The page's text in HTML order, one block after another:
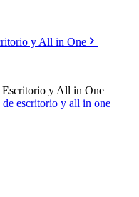
y All in One
Escritorio y All in One
escritorio y all in one